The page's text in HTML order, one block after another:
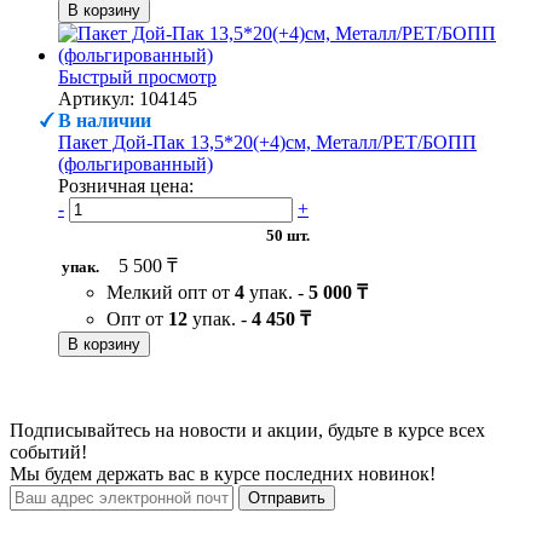
В корзину
Быстрый просмотр
Артикул: 104145
В наличии
Пакет Дой-Пак 13,5*20(+4)см, Металл/PET/БОПП
(фольгированный)
Розничная цена:
-
+
50 шт.
упак.
5 500 ₸
Мелкий опт от 4 упак. - 5 000 ₸
Опт от 12 упак. - 4 450 ₸
В корзину
Подписывайтесь на новости и акции, будьте в курсе всех
событий!
Мы будем держать вас в курсе последних новинок!